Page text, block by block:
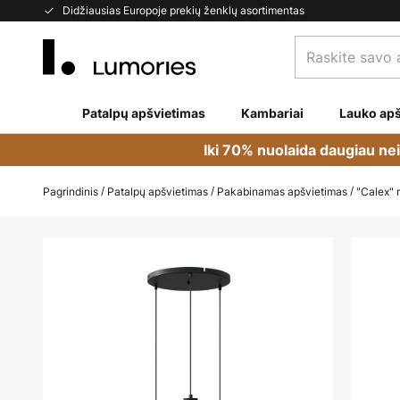
Didžiausias Europoje prekių ženklų asortimentas
Skip
savo
Patalpų apšvietimas Kambariai Lauko
Iki 70% nuolaida daugiau
Pagrindinis Patalpų apšvietimas Pakabinamas apšvietimas "Calex"